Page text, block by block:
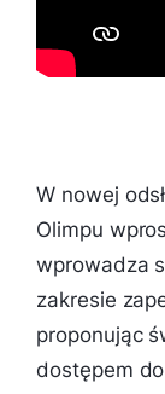
W nowej
Olimpu
wprowadza
zakresie
proponując
dostępem